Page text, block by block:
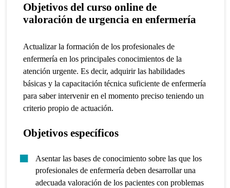
Objetivos del curso online de
valoración de urgencia en enfermería
Actualizar la formación de los profesionales de
enfermería en los principales conocimientos de la
atención urgente.Es decir, adquirir las habilidades
básicas y la capacitación técnica suficiente de enfermería
para saber intervenir en el momento preciso teniendo un
criterio propio de actuación.
Objetivos específicos
Asentar las bases de conocimiento sobre las que los
profesionales de enfermería deben desarrollar una
adecuada valoración de los pacientes con problemas